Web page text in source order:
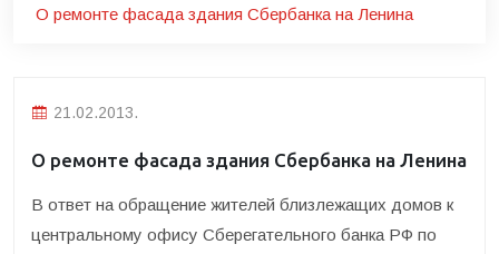
О ремонте фасада здания Сбербанка на Ленина
21.02.2013.
О ремонте фасада здания Сбербанка на Ленина
В ответ на обращение жителей близлежащих домов к
центральному офису Сберегательного банка РФ по